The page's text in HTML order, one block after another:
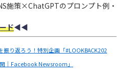
施策×ChatGPTのプロンプト例・
ド◀︎◀︎
振り返ろう！特別企画「#LOOKBACK202
｜Facebook Newsroom」